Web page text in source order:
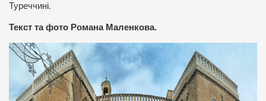
Туреччині.
Текст та фото Романа Маленкова.